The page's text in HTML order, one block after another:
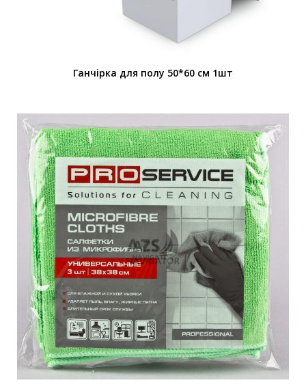
Ганчiрка для полу 50*60 см 1шт